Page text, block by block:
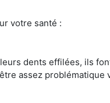
votre santé :
dents effilées, ils
assez problématique